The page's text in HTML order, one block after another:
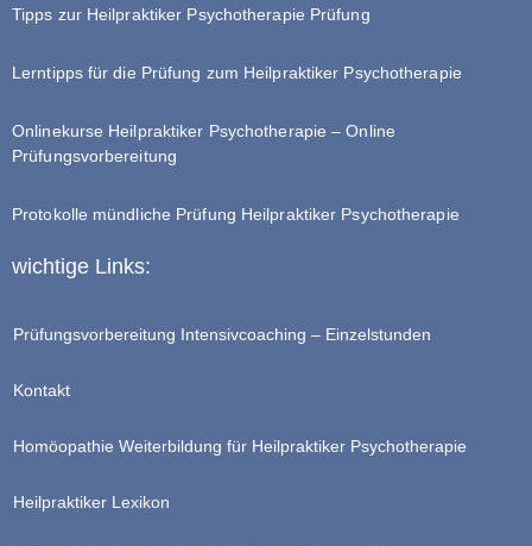
Tipps zur Heilpraktiker Psychotherapie Prüfung
Lerntipps für die Prüfung zum Heilpraktiker Psychotherapie
Onlinekurse Heilpraktiker Psychotherapie – Online
Prüfungsvorbereitung
Protokolle mündliche Prüfung Heilpraktiker Psychotherapie
wichtige Links:
Prüfungsvorbereitung Intensivcoaching – Einzelstunden
Kontakt
Homöopathie Weiterbildung für Heilpraktiker Psychotherapie
Heilpraktiker Lexikon